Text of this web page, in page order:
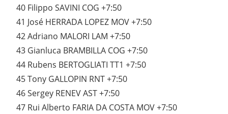
40 Filippo SAVINI COG +7:50
41 José HERRADA LOPEZ MOV +7:50
42 Adriano MALORI LAM +7:50
43 Gianluca BRAMBILLA COG +7:50
44 Rubens BERTOGLIATI TT1 +7:50
45 Tony GALLOPIN RNT +7:50
46 Sergey RENEV AST +7:50
47 Rui Alberto FARIA DA COSTA MOV +7:50